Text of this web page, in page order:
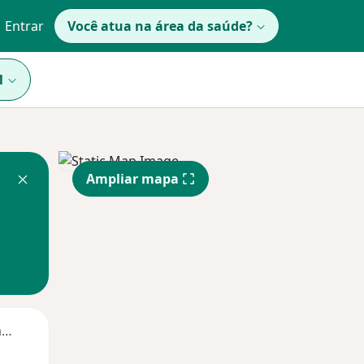
Entrar Você atua na área da saúde?
Segunda-feira
Ampliar mapa